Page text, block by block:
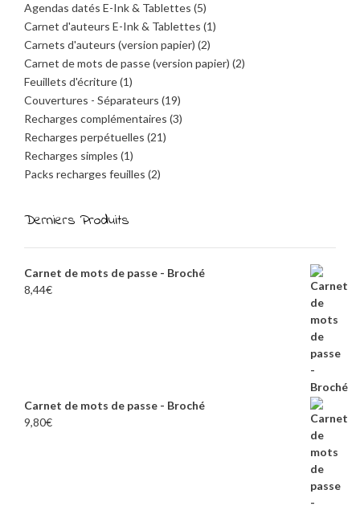
Agendas datés E-Ink & Tablettes (5)
Carnet d'auteurs E-Ink & Tablettes (1)
Carnets d'auteurs (version papier) (2)
Carnet de mots de passe (version papier) (2)
Feuillets d'écriture(1)
Couvertures - Séparateurs (19)
Recharges complémentaires (3)
Recharges perpétuelles (21)
Recharges simples (1)
Packs recharges feuilles (2)
Derniers Produits
Carnet de mots de passe - Broché
8,44€
Carnet de mots de passe - Broché
9,80€